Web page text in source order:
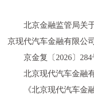
北京金融监管局关
京现代汽车金融有限公
京金复〔2026〕284
北京现代汽车金融
《北京现代汽车金